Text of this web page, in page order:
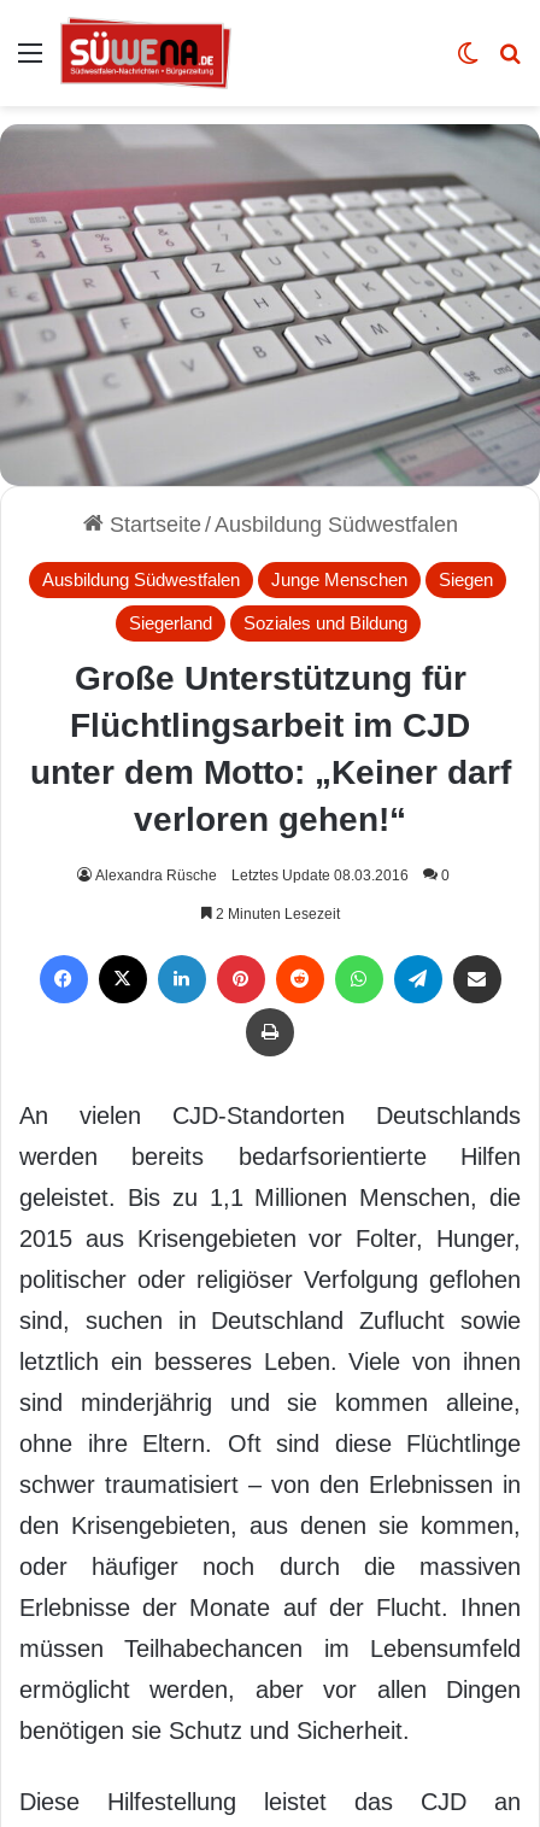
Auswahl Skin
Startseite/Ausbildung Südwestfalen
Ausbildung Südwestfalen Junge Menschen Siegen
Siegerland Soziales und Bildung
Große Unterstützung für
Flüchtlingsarbeit im CJD
unter dem Motto: „Keiner darf
verloren gehen!“
Alexandra Rüsche Letztes Update 08.03.2016 0
2 Minuten Lesezeit
Drucken
An vielen CJD-Standorten Deutschlands
werden bereits bedarfsorientierte Hilfen
geleistet. Bis zu 1,1 Millionen Menschen, die
2015 aus Krisengebieten vor Folter, Hunger,
politischer oder religiöser Verfolgung geflohen
sind, suchen in Deutschland Zuflucht sowie
letztlich ein besseres Leben. Viele von ihnen
sind minderjährig und sie kommen alleine,
ohne ihre Eltern. Oft sind diese Flüchtlinge
schwer traumatisiert – von den Erlebnissen in
den Krisengebieten, aus denen sie kommen,
oder häufiger noch durch die massiven
Erlebnisse der Monate auf der Flucht. Ihnen
müssen Teilhabechancen im Lebensumfeld
ermöglicht werden, aber vor allen Dingen
benötigen sie Schutz und Sicherheit.
Diese Hilfestellung leistet das CJD an